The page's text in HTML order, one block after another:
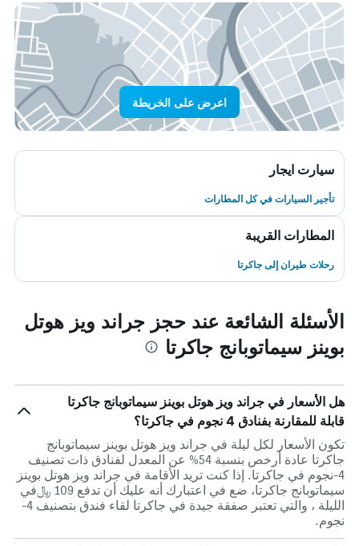
اعرض على الخريطة
سيارت ايجار
تأجير السيارات في كل المطارات
المطارات القريبة
رحلات طيران إلى جاكرتا
الأسئلة الشائعة عند حجز جراند ويز هوتل
بوينز سيماتوبانج جاكرتا
هل الأسعار في جراند ويز هوتل بوينز سيماتوبانج جاكرتا
قابلة للمقارنة بفنادق 4 نجوم في جاكرتا؟
تكون الأسعار لكل ليلة في جراند ويز هوتل بوينز سيماتوبانج
جاكرتا عادة أرخص بنسبة 54% عن المعدل لفنادق ذات تصنيف
4-نجوم في جاكرتا. إذا كنت تريد الأقامة في جراند ويز هوتل بوينز
سيماتوبانج جاكرتا، ضع في اعتبارك أنه عليك أن تدفع 109 ﷼في
الليلة ، والتي تعتبر صفقة جيدة في جاكرتا لقاء فندق بتصنيف 4-
نجوم.